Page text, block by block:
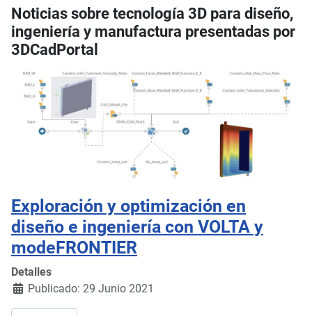
Noticias sobre tecnología 3D para diseño,
ingeniería y manufactura presentadas por
3DCadPortal
Exploración y optimización en
diseño e ingeniería con VOLTA y
modeFRONTIER
Detalles
Publicado: 29 Junio 2021